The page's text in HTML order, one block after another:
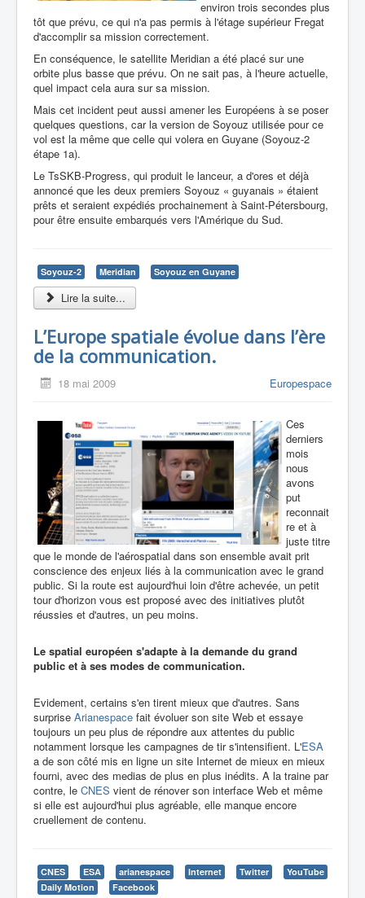
environ trois secondes plus
tôt que prévu, ce qui n'a pas permis à l'étage supérieur Fregat
d'accomplir sa mission correctement.
En conséquence, le satellite Meridian a été placé sur une
orbite plus basse que prévu. On ne sait pas, à l'heure actuelle,
quel impact cela aura sur sa mission.
Mais cet incident peut aussi amener les Européens à se poser
quelques questions, car la version de Soyouz utilisée pour ce
vol est la même que celle qui volera en Guyane (Soyouz-2
étape 1a).
Le TsSKB-Progress, qui produit le lanceur, a d'ores et déjà
annoncé que les deux premiers Soyouz « guyanais » étaient
prêts et seraient expédiés prochainement à Saint-Pétersbourg,
pour être ensuite embarqués vers l'Amérique du Sud.
Soyouz-2 Meridian Soyouz en Guyane
Lire la suite...
L’Europe spatiale évolue dans l’ère
de la communication.
18 mai 2009 Europespace
Ces
derniers
mois
nous
avons
put
reconnait
re et à
juste titre
que le monde de l'aérospatial dans son ensemble avait prit
conscience des enjeux liés à la communication avec le grand
public. Si la route est aujourd'hui loin d'être achevée, un petit
tour d'horizon vous est proposé avec des initiatives plutôt
réussies et d'autres, un peu moins.
Le spatial européen s'adapte à la demande du grand
public et à ses modes de communication.
Evidement, certains s'en tirent mieux que d'autres. Sans
surprise Arianespace fait évoluer son site Web et essaye
toujours un peu plus de répondre aux attentes du public
notamment lorsque les campagnes de tir s'intensifient. L'ESA
a de son côté mis en ligne un site Internet de mieux en mieux
fourni, avec des medias de plus en plus inédits. A la traine par
contre, le CNES vient de rénover son interface Web et même
si elle est aujourd'hui plus agréable, elle manque encore
cruellement de contenu.
CNES ESA arianespace Internet Twitter
YouTube
Daily Motion
Facebook